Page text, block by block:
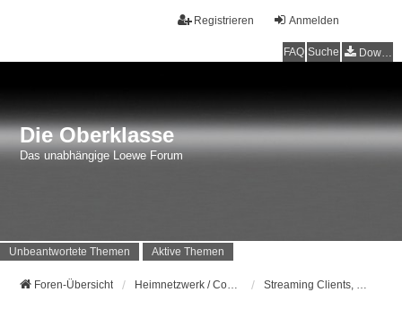
Anmelden
Registrieren
FAQ Suche Downloads
Die Oberklasse
Das unabhängige Loewe Forum
Unbeantwortete Themen Aktive Themen
Foren-Übersicht Heimnetzwerk / Computer Streaming Clients, Computer und Co.